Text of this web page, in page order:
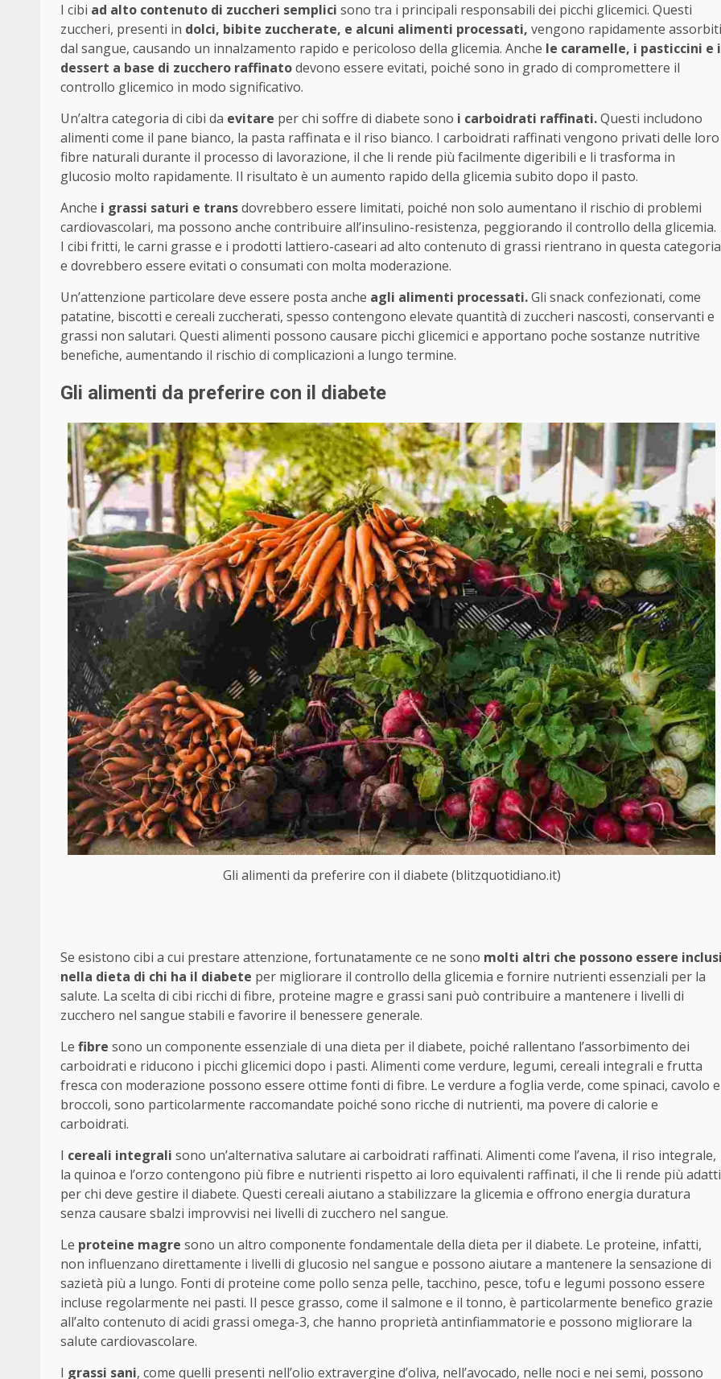
I cibi ad alto contenuto di zuccheri semplici sono tra i principali responsabili dei picchi glicemici. Questi
zuccheri, presenti in dolci, bibite zuccherate, e alcuni alimenti processati, vengono rapidamente assorbiti
dal sangue, causando un innalzamento rapido e pericoloso della glicemia. Anche le caramelle, i pasticcini e i
dessert a base di zucchero raffinatodevono essere evitati, poiché sono in grado di compromettere il
controllo glicemico in modo significativo.
Un’altra categoria di cibi da evitare per chi soffre di diabete sono i carboidrati raffinati.Questi includono
alimenti come il pane bianco, la pasta raffinata e il riso bianco. I carboidrati raffinati vengono privati delle loro
fibre naturali durante il processo di lavorazione, il che li rende più facilmente digeribili e li trasforma in
glucosio molto rapidamente. Il risultato è un aumento rapido della glicemia subito dopo il pasto.
Anche i grassi saturi e transdovrebbero essere limitati, poiché non solo aumentano il rischio di problemi
cardiovascolari, ma possono anche contribuire all’insulino-resistenza, peggiorando il controllo della glicemia.
I cibi fritti, le carni grasse e i prodotti lattiero-caseari ad alto contenuto di grassi rientrano in questa categoria
e dovrebbero essere evitati o consumati con molta moderazione.
Un’attenzione particolare deve essere posta anche agli alimenti processati.Gli snack confezionati, come
patatine, biscotti e cereali zuccherati, spesso contengono elevate quantità di zuccheri nascosti, conservanti e
grassi non salutari. Questi alimenti possono causare picchi glicemici e apportano poche sostanze nutritive
benefiche, aumentando il rischio di complicazioni a lungo termine.
Gli alimenti da preferire con il diabete
Gli alimenti da preferire con il diabete (blitzquotidiano.it)
Se esistono cibi a cui prestare attenzione, fortunatamente ce ne sono molti altri che possono essere
nella dieta di chi ha il diabete per migliorare il controllo della glicemia e fornire nutrienti essenziali per la
salute. La scelta di cibi ricchi di fibre, proteine magre e grassi sani può contribuire a mantenere i livelli di
zucchero nel sangue stabili e favorire il benessere generale.
Le fibre sono un componente essenziale di una dieta per il diabete, poiché rallentano l’assorbimento dei
carboidrati e riducono i picchi glicemici dopo i pasti. Alimenti come verdure, legumi, cereali integrali e frutta
fresca con moderazione possono essere ottime fonti di fibre. Le verdure a foglia verde, come spinaci, cavolo e
broccoli, sono particolarmente raccomandate poiché sono ricche di nutrienti, ma povere di calorie e
carboidrati.
I cereali integrali sono un’alternativa salutare ai carboidrati raffinati. Alimenti come l’avena, il riso integrale,
la quinoa e l’orzo contengono più fibre e nutrienti rispetto ai loro equivalenti raffinati, il che li rende più adatti
per chi deve gestire il diabete. Questi cereali aiutano a stabilizzare la glicemia e offrono energia duratura
senza causare sbalzi improvvisi nei livelli di zucchero nel sangue.
Le proteine magre sono un altro componente fondamentale della dieta per il diabete. Le proteine, infatti,
non influenzano direttamente i livelli di glucosio nel sangue e possono aiutare a mantenere la sensazione di
sazietà più a lungo. Fonti di proteine come pollo senza pelle, tacchino, pesce, tofu e legumi possono essere
incluse regolarmente nei pasti. Il pesce grasso, come il salmone e il tonno, è particolarmente benefico grazie
all’alto contenuto di acidi grassi omega-3, che hanno proprietà antinfiammatorie e possono migliorare la
salute cardiovascolare.
I grassi sani, come quelli presenti nell’olio extravergine d’oliva, nell’avocado, nelle noci e nei semi, possono